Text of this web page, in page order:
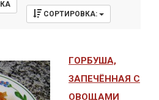
СОРТИРОВКА:
ГОРБУША,
ЗАПЕЧЁННАЯ С
ОВОЩАМИ